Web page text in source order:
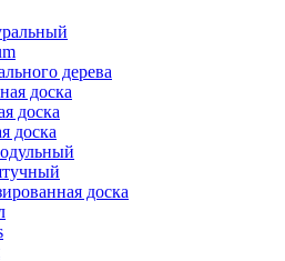
дерева
доска
доска
доска
доска